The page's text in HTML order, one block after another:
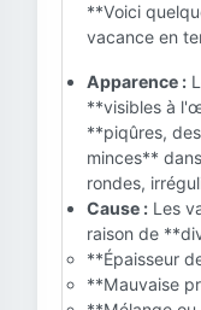
**Voici
vacance en
Apparence :
**visibles à
**piqûres,
minces**
rondes,
Cause : Les
raison de
**Épaisseur
**Mauvaise